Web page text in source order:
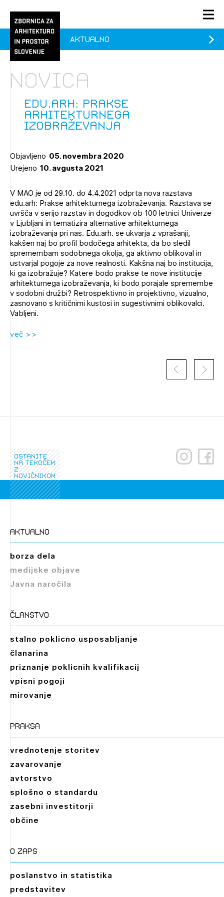
PRIJAVA
Članstvo
O ZAPS
registriranim uporabnikom. Da lahko do nje
PRIJAVITE SE
1/1
Pozdravljeni
PRIJAVITE SE
POZABLJENO GESLO
REGISTRIRAJTE SE
Edu.arh: prakse
arhitekturnega
izobraževanja
Novica
Aktualno
Objavljeno 05. novembra 2020
Urejeno 10. avgusta 2021
V MAO je od 29.10. do 4.4.2021 odprta nova razstava
edu.arh: Prakse arhitekturnega izobraževanja. Razstava se
uvršča v serijo razstav in dogodkov ob 100 letnici Univerze
v Ljubljani in tematizira alternative arhitekturnega
izobraževanja pri nas. Edu.arh. se ukvarja z vprašanji,
kakšen naj bo profil bodočega arhitekta, da bo sledil
spremembam sodobnega okolja, ga aktivno oblikoval in
ustvarjal pogoje za nove realnosti. Kakšna naj bo institucija,
ki ga izobražuje? Katere bodo prakse te nove institucije
arhitekturnega izobraževanja, ki bodo porajale spremembe
v sodobni družbi? Retrospektivno in projektivno, vizualno,
zasnovano s kritičnimi kustosi in sugestivnimi oblikovalci.
Vabljeni.
več >>
ostanite
na tekočem
z
novičnikom
aktualno
borza dela
medijske objave
Javna naročila
članstvo
stalno poklicno usposabljanje
članarina
priznanje poklicnih kvalifikacij
vpisni pogoji
mirovanje
praksa
vrednotenje storitev
zavarovanje
avtorstvo
splošno o standardu
zasebni investitorji
občine
O zaps
poslanstvo in statistika
predstavitev
1/2
Prijava na novičnik
Novičnike vam bomo pošiljali na vaš elektronski naslov.
Mesečni novičnik
Novičnik izobraževanj
Novičnik natečajev
Tedenski novičnik javnih naročil
Dnevne medijske objave